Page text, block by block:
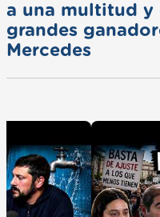
a una multitud y
grandes
Mercedes